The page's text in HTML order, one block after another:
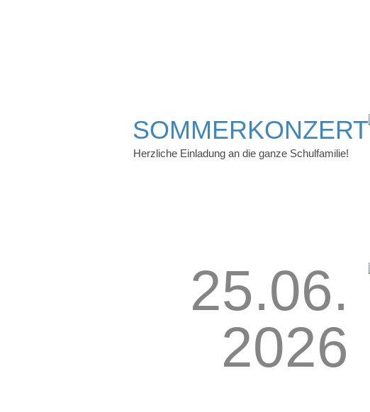
SOMMERKONZERT
Herzliche Einladung an die ganze Schulfamilie!
25.06.
2026